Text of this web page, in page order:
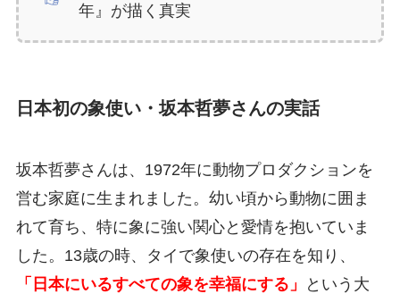
年』が描く真実
日本初の象使い・坂本哲夢さんの実話
坂本哲夢さんは、1972年に動物プロダクションを
営む家庭に生まれました。幼い頃から動物に囲ま
れて育ち、特に象に強い関心と愛情を抱いていま
した。13歳の時、タイで象使いの存在を知り、
「日本にいるすべての象を幸福にする」
という大